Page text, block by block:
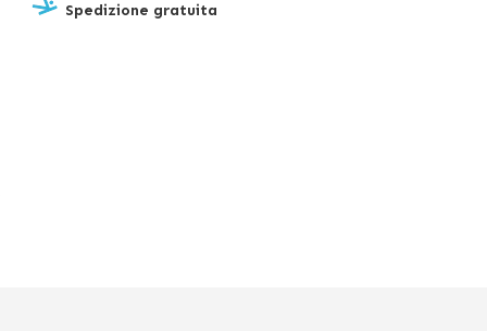
Spedizione gratuita